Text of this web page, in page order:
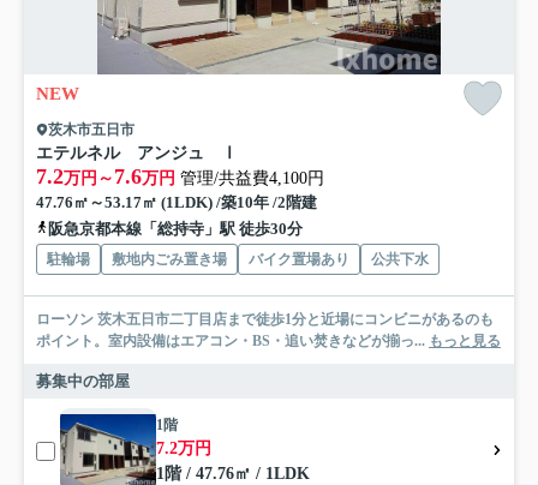
NEW
茨木市五日市
エテルネル アンジュ Ⅰ
7.2万円～ 7.6万円 管理/共益費4,100円
47.76㎡～53.17㎡ (1LDK) /築10年 /2階建
阪急京都本線「総持寺」駅 徒歩30分
駐輪場 敷地内ごみ置き場 バイク置場あり 公共下水
ローソン 茨木五日市二丁目店まで徒歩1分と近場にコンビニがあるのも
ポイント。室内設備はエアコン・BS・追い焚きなどが揃っ... もっと見る
募集中の部屋
1階
7.2万円
1階 / 47.76㎡ / 1LDK